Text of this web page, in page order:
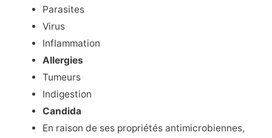
Parasites
Virus
Inflammation
Allergies
Tumeurs
Indigestion
Candida
En raison de ses propriétés antimicrobiennes,